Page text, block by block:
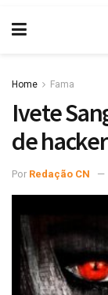
Home Fama
Ivete
de
Por Redação CN